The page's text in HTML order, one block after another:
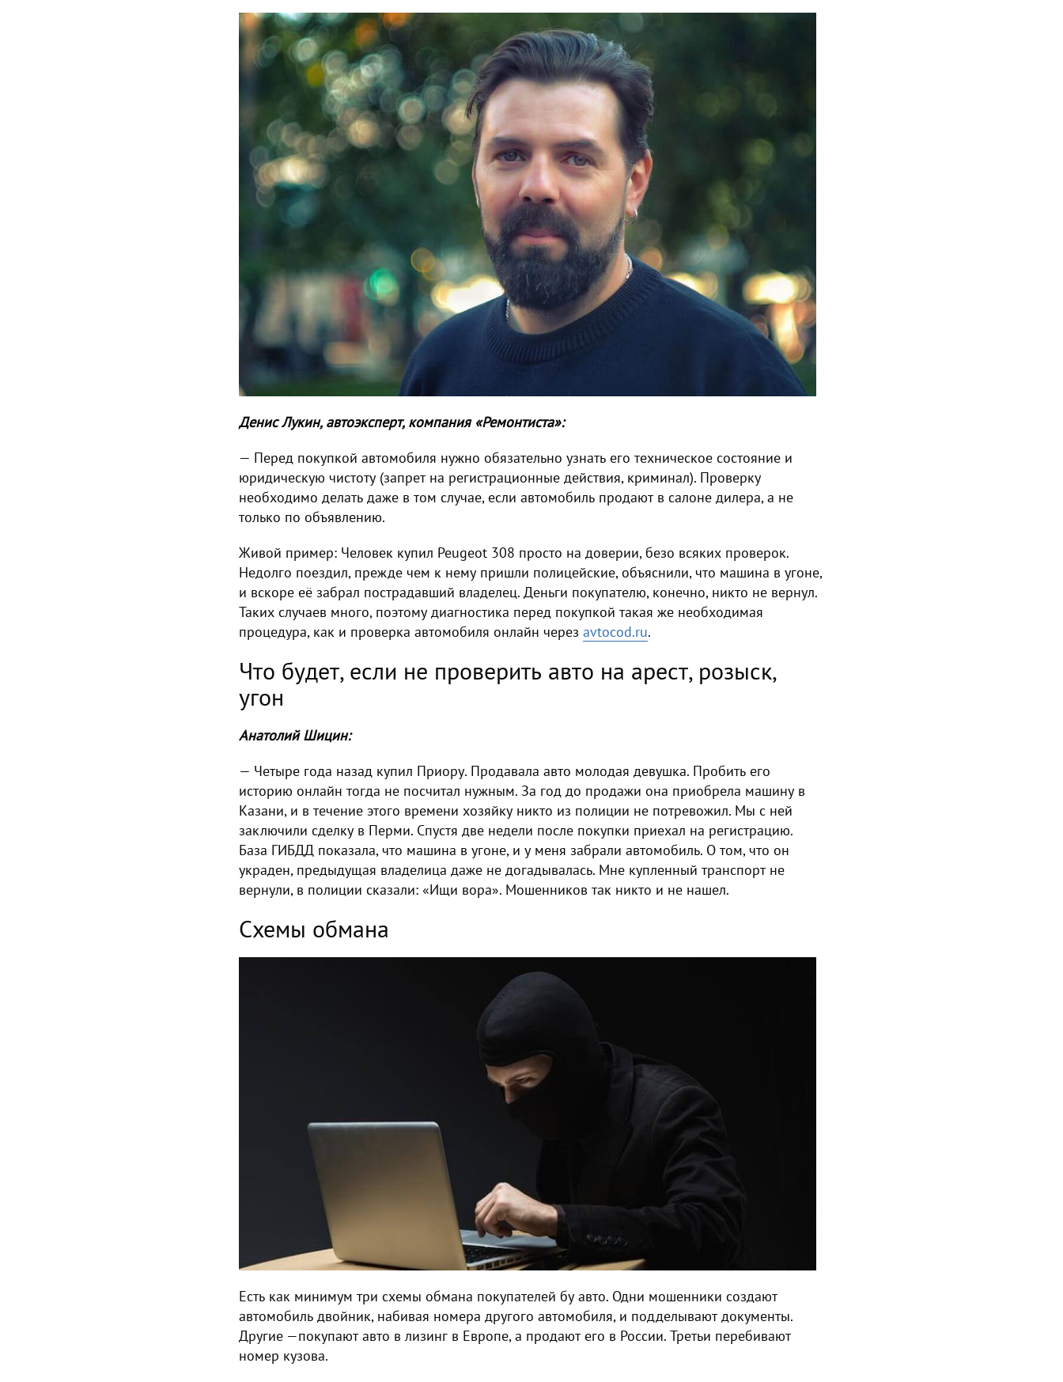
Денис Лукин, автоэксперт, компания «Ремонтиста»:
— Перед покупкой автомобиля нужно обязательно узнать его техническое состояние и
юридическую чистоту (запрет на регистрационные действия, криминал). Проверку
необходимо делать даже в том случае, если автомобиль продают в салоне дилера, а не
только по объявлению.
Живой пример: Человек купил Peugeot 308 просто на доверии, безо всяких проверок.
Недолго поездил, прежде чем к нему пришли полицейские, объяснили, что машина в угоне,
и вскоре её забрал пострадавший владелец. Деньги покупателю, конечно, никто не вернул.
Таких случаев много, поэтому диагностика перед покупкой такая же необходимая
процедура, как и проверка автомобиля онлайн через avtoсod.ru.
Что будет, если не проверить авто на арест, розыск,
угон
Анатолий Шицин:
— Четыре года назад купил Приору. Продавала авто молодая девушка. Пробить его
историю онлайн тогда не посчитал нужным. За год до продажи она приобрела машину в
Казани, и в течение этого времени хозяйку никто из полиции не потревожил. Мы с ней
заключили сделку в Перми. Спустя две недели после покупки приехал на регистрацию.
База ГИБДД показала, что машина в угоне, и у меня забрали автомобиль. О том, что он
украден, предыдущая владелица даже не догадывалась. Мне купленный транспорт не
вернули, в полиции сказали: «Ищи вора». Мошенников так никто и не нашел.
Cхемы обмана
Есть как минимум три схемы обмана покупателей бу авто. Одни мошенники создают
автомобиль двойник, набивая номера другого автомобиля, и подделывают документы.
Другие —покупают авто в лизинг в Европе, а продают его в России. Третьи перебивают
номер кузова.